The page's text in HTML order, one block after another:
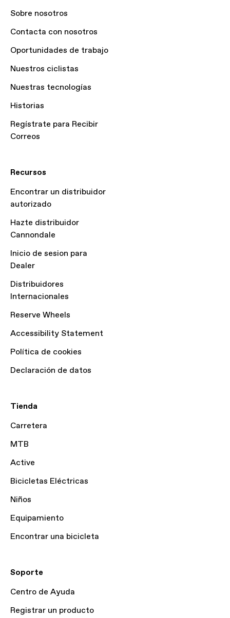
Sobre nosotros
Contacta con nosotros
Oportunidades de trabajo
Nuestros ciclistas
Nuestras tecnologías
Historias
Regístrate para Recibir
Correos
Recursos
Encontrar un distribuidor
autorizado
Hazte distribuidor
Cannondale
Inicio de sesion para
Dealer
Distribuidores
Internacionales
Reserve Wheels
Accessibility Statement
Política de cookies
Declaración de datos
Tienda
Carretera
MTB
Active
Bicicletas Eléctricas
Niños
Equipamiento
Encontrar una bicicleta
Soporte
Centro de Ayuda
Registrar un producto